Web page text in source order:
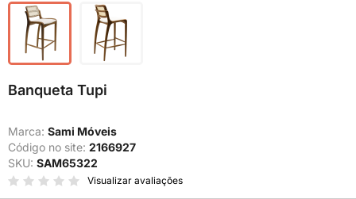
Banqueta Tupi
Marca: Sami Móveis
Código no site: 2166927
SKU: SAM65322
Visualizar avaliações